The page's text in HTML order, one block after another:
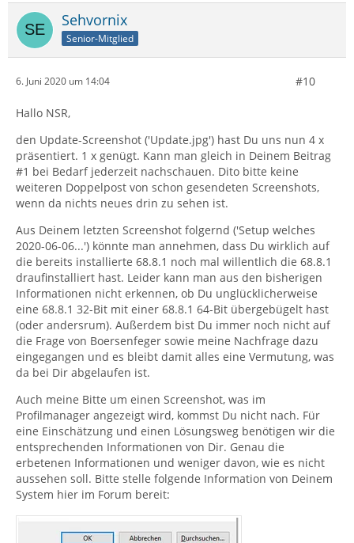
Sehvornix
Senior-Mitglied
6. Juni 2020 um 14:04 #10
Hallo NSR,
den Update-Screenshot ('Update.jpg') hast Du uns nun 4 x
präsentiert. 1 x genügt. Kann man gleich in Deinem Beitrag
#1 bei Bedarf jederzeit nachschauen. Dito bitte keine
weiteren Doppelpost von schon gesendeten Screenshots,
wenn da nichts neues drin zu sehen ist.
Aus Deinem letzten Screenshot folgernd ('Setup welches
2020-06-06...') könnte man annehmen, dass Du wirklich auf
die bereits installierte 68.8.1 noch mal willentlich die 68.8.1
draufinstalliert hast. Leider kann man aus den bisherigen
Informationen nicht erkennen, ob Du unglücklicherweise
eine 68.8.1 32-Bit mit einer 68.8.1 64-Bit übergebügelt hast
(oder andersrum). Außerdem bist Du immer noch nicht auf
die Frage von Boersenfeger sowie meine Nachfrage dazu
eingegangen und es bleibt damit alles eine Vermutung, was
da bei Dir abgelaufen ist.
Auch meine Bitte um einen Screenshot, was im
Profilmanager angezeigt wird, kommst Du nicht nach. Für
eine Einschätzung und einen Lösungsweg benötigen wir die
entsprechenden Informationen von Dir. Genau die
erbetenen Informationen und weniger davon, wie es nicht
aussehen soll. Bitte stelle folgende Information von Deinem
System hier im Forum bereit: